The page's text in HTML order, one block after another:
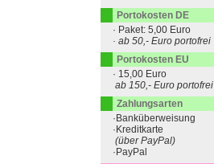
Portokosten DE
· Paket: 5,00 Euro
· ab 50,- Euro portofrei
Portokosten EU
· 15,00 Euro
ab 150,- Euro portofrei
Zahlungsarten
·Banküberweisung
·Kreditkarte
(über PayPal)
·PayPal